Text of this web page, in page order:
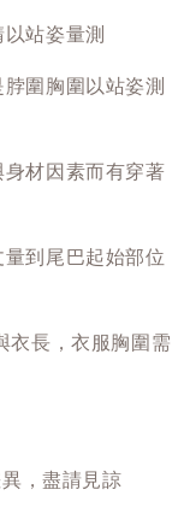
站姿量測
圍胸圍以站姿測
材因素而有穿著
到尾巴起始部位
衣長，衣服胸圍需
，盡請見諒